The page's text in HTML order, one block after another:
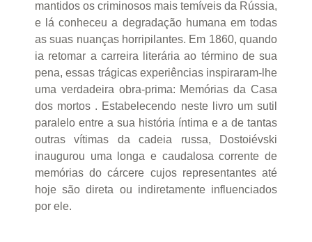
mantidos os criminosos mais temíveis da Rússia,
e lá conheceu a degradação humana em todas
as suas nuanças horripilantes. Em 1860, quando
ia retomar a carreira literária ao término de sua
pena, essas trágicas experiências inspiraram-lhe
uma verdadeira obra-prima: Memórias da Casa
dos mortos . Estabelecendo neste livro um sutil
paralelo entre a sua história íntima e a de tantas
outras vítimas da cadeia russa, Dostoiévski
inaugurou uma longa e caudalosa corrente de
memórias do cárcere cujos representantes até
hoje são direta ou indiretamente influenciados
por ele.